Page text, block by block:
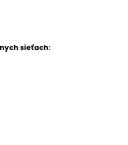
sieťach: